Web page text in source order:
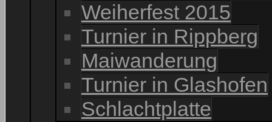
Weiherfest 2015
Turnier in Rippberg
Maiwanderung
Turnier in Glashofen
Schlachtplatte